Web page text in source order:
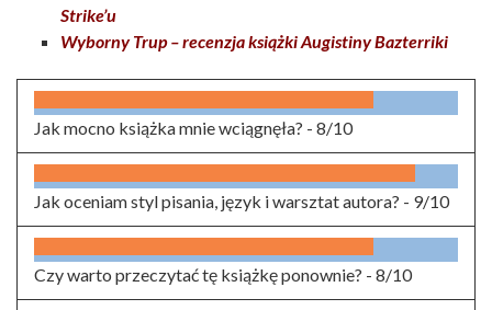
Strike’u
Wyborny Trup – recenzja książki Augistiny Bazterriki
Jak mocno książka mnie wciągnęła? - 8/10
Jak oceniam styl pisania, język i warsztat autora? - 9/10
Czy warto przeczytać tę książkę ponownie? - 8/10